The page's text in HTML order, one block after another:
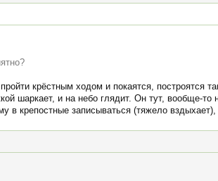
крёстным ходом и покаятся, построятся
шаркает, и на небо глядит. Он тут, вообще-
в крепостные записываться (тяжело